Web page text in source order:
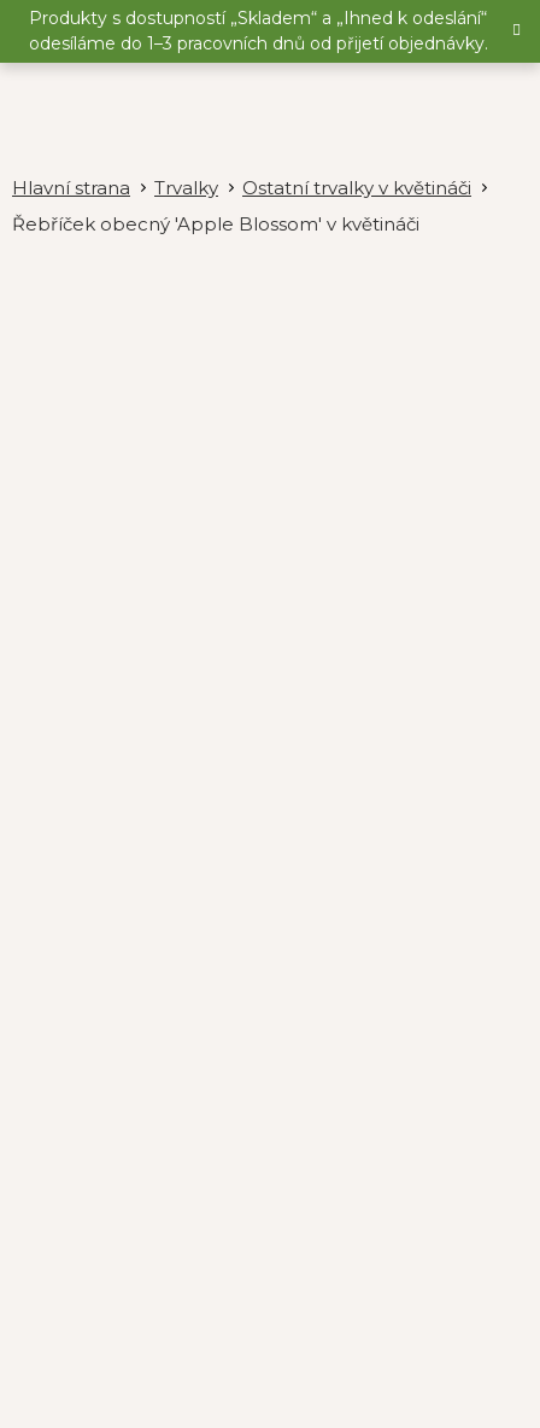
Přejít
obsah
Produkty s dostupností „Skladem“ a „Ihned k odeslání“
odesíláme do 1–3 pracovních dnů od přijetí objednávky.
Trvalky
Ostatní trvalky v květináči
Řebříček obecný 'Apple Blossom' v květináči